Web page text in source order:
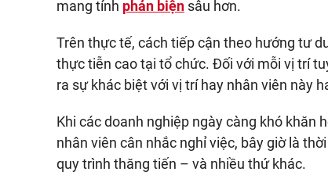
mang tính phản biện sâu hơn.
Trên thực tế, cách tiếp cận theo hướng tư
thực tiễn cao tại tổ chức. Đối với mỗi vị trí
ra sự khác biệt với vị trí hay nhân viên này
Khi các doanh nghiệp ngày càng khó khăn
nhân viên cân nhắc nghỉ việc, bây giờ là
quy trình thăng tiến – và nhiều thứ khác.